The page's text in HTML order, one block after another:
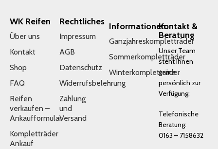
WK Reifen
Über uns
Kontakt
Shop
FAQ
Reifen
verkaufen –
Ankaufformular
Kompletträder
Ankauf
Rechtliches
Impressum
AGB
Datenschutz
Widerrufsbelehrung
Zahlung
und
Versand
Informationen
Ganzjahreskompletträder
Sommerkompletträder
Winterkompletträder
Kontakt &
Beratung
Unser Team
steht Ihnen
gerne
persönlich zur
Verfügung:
Telefonische
Beratung:
0163 – 7158632